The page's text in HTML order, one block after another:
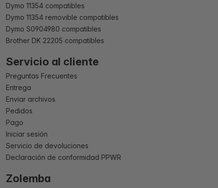
Dymo 11354 compatibles
Dymo 11354 removible compatibles
Dymo S0904980 compatibles
Brother DK 22205 compatibles
Servicio al cliente
Preguntas Frecuentes
Entrega
Enviar archivos
Pedidos
Pago
Iniciar sesión
Servicio de devoluciones
Declaración de conformidad PPWR
Zolemba